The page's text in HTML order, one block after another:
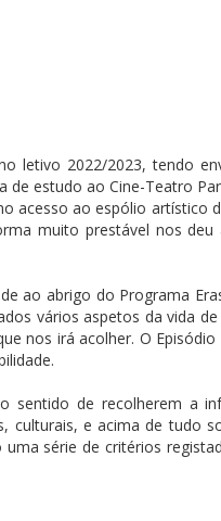
letivo 2022/2023, tendo
estudo ao Cine-Teatro
acesso ao espólio artístico
muito prestável nos deu
ao abrigo do Programa
vários aspetos da vida
nos irá acolher. O
sentido de recolherem a
e acima de tudo
série de critérios